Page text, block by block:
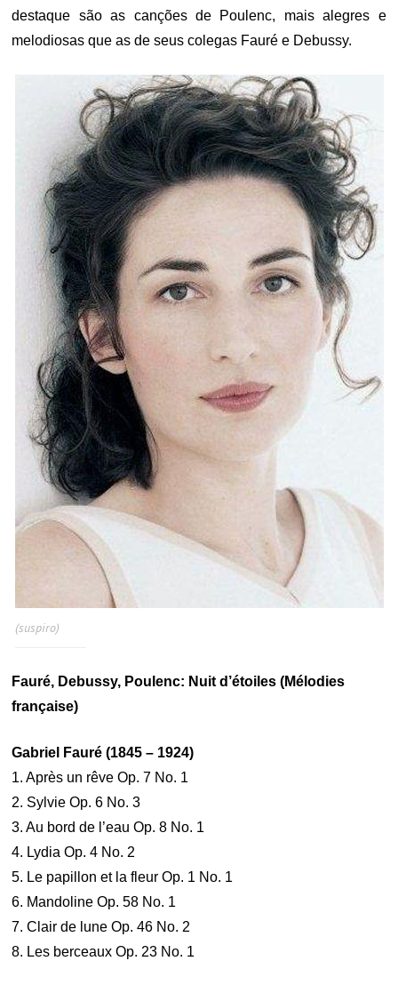
destaque são as canções de Poulenc, mais alegres e
melodiosas que as de seus colegas Fauré e Debussy.
(suspiro)
Fauré, Debussy, Poulenc: Nuit d’étoiles (Mélodies
française)
Gabriel Fauré (1845 – 1924)
1. Après un rêve Op. 7 No. 1
2. Sylvie Op. 6 No. 3
3. Au bord de l’eau Op. 8 No. 1
4. Lydia Op. 4 No. 2
5. Le papillon et la fleur Op. 1 No. 1
6. Mandoline Op. 58 No. 1
7. Clair de lune Op. 46 No. 2
8. Les berceaux Op. 23 No. 1